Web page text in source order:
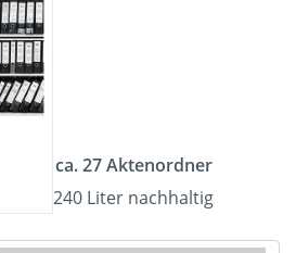
ca. 27 Aktenordner
240 Liter nachhaltig